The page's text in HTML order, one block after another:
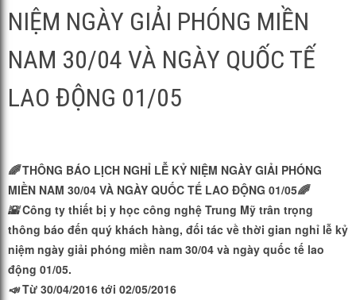
NIỆM NGÀY GIẢI PHÓNG MIỀN
NAM 30/04 VÀ NGÀY QUỐC TẾ
LAO ĐỘNG 01/05
🌈THÔNG BÁO LỊCH NGHỈ LỄ KỶ NIỆM NGÀY GIẢI PHÓNG
MIỀN NAM 30/04 VÀ NGÀY QUỐC TẾ LAO ĐỘNG 01/05🌈
🌇Công ty thiết bị y học công nghệ Trung Mỹ trân trọng
thông báo đến quý khách hàng, đối tác về thời gian nghỉ lễ kỷ
niệm ngày giải phóng miền nam 30/04 và ngày quốc tế lao
động 01/05.
📣Từ 30/04/2016 tới 02/05/2016